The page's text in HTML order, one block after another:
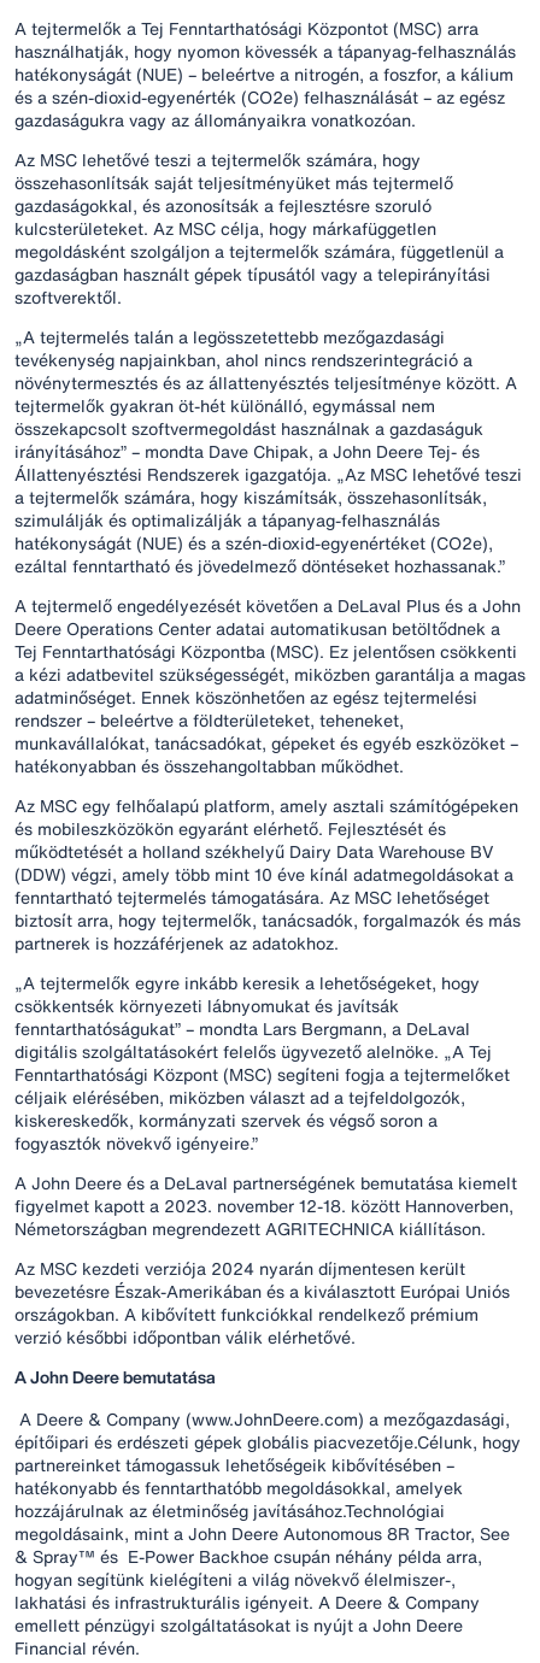
A tejtermelők a Tej Fenntarthatósági Központot (MSC) arra
használhatják, hogy nyomon kövessék a tápanyag-felhasználás
hatékonyságát (NUE) – beleértve a nitrogén, a foszfor, a kálium
és a szén-dioxid-egyenérték (CO2e) felhasználását – az egész
gazdaságukra vagy az állományaikra vonatkozóan.
Az MSC lehetővé teszi a tejtermelők számára, hogy
összehasonlítsák saját teljesítményüket más tejtermelő
gazdaságokkal, és azonosítsák a fejlesztésre szoruló
kulcsterületeket. Az MSC célja, hogy márkafüggetlen
megoldásként szolgáljon a tejtermelők számára, függetlenül a
gazdaságban használt gépek típusától vagy a telepirányítási
szoftverektől.
„A tejtermelés talán a legösszetettebb mezőgazdasági
tevékenység napjainkban, ahol nincs rendszerintegráció a
növénytermesztés és az állattenyésztés teljesítménye között. A
tejtermelők gyakran öt-hét különálló, egymással nem
összekapcsolt szoftvermegoldást használnak a gazdaságuk
irányításához” – mondta Dave Chipak, a John Deere Tej- és
Állattenyésztési Rendszerek igazgatója. „Az MSC lehetővé teszi
a tejtermelők számára, hogy kiszámítsák, összehasonlítsák,
szimulálják és optimalizálják a tápanyag-felhasználás
hatékonyságát (NUE) és a szén-dioxid-egyenértéket (CO2e),
ezáltal fenntartható és jövedelmező döntéseket hozhassanak.”
A tejtermelő engedélyezését követően a DeLaval Plus és a John
Deere Operations Center adatai automatikusan betöltődnek a
Tej Fenntarthatósági Központba (MSC). Ez jelentősen csökkenti
a kézi adatbevitel szükségességét, miközben garantálja a magas
adatminőséget. Ennek köszönhetően az egész tejtermelési
rendszer – beleértve a földterületeket, teheneket,
munkavállalókat, tanácsadókat, gépeket és egyéb eszközöket –
hatékonyabban és összehangoltabban működhet.
Az MSC egy felhőalapú platform, amely asztali számítógépeken
és mobileszközökön egyaránt elérhető. Fejlesztését és
működtetését a holland székhelyű Dairy Data Warehouse BV
(DDW) végzi, amely több mint 10 éve kínál adatmegoldásokat a
fenntartható tejtermelés támogatására. Az MSC lehetőséget
biztosít arra, hogy tejtermelők, tanácsadók, forgalmazók és más
partnerek is hozzáférjenek az adatokhoz.
„A tejtermelők egyre inkább keresik a lehetőségeket, hogy
csökkentsék környezeti lábnyomukat és javítsák
fenntarthatóságukat” – mondta Lars Bergmann, a DeLaval
digitális szolgáltatásokért felelős ügyvezető alelnöke. „A Tej
Fenntarthatósági Központ (MSC) segíteni fogja a tejtermelőket
céljaik elérésében, miközben választ ad a tejfeldolgozók,
kiskereskedők, kormányzati szervek és végső soron a
fogyasztók növekvő igényeire.”
A John Deere és a DeLaval partnerségének bemutatása kiemelt
figyelmet kapott a 2023. november 12-18. között Hannoverben,
Németországban megrendezett AGRITECHNICA kiállításon.
Az MSC kezdeti verziója 2024 nyarán díjmentesen került
bevezetésre Észak-Amerikában és a kiválasztott Európai Uniós
országokban. A kibővített funkciókkal rendelkező prémium
verzió későbbi időpontban válik elérhetővé.
A John Deere bemutatása
A Deere & Company (www.JohnDeere.com) a mezőgazdasági,
építőipari és erdészeti gépek globális piacvezetője.Célunk, hogy
partnereinket támogassuk lehetőségeik kibővítésében –
hatékonyabb és fenntarthatóbb megoldásokkal, amelyek
hozzájárulnak az életminőség javításához.Technológiai
megoldásaink, mint a John Deere Autonomous 8R Tractor, See
& Spray™ és E-Power Backhoe csupán néhány példa arra,
hogyan segítünk kielégíteni a világ növekvő élelmiszer-,
lakhatási és infrastrukturális igényeit. A Deere & Company
emellett pénzügyi szolgáltatásokat is nyújt a John Deere
Financial révén.